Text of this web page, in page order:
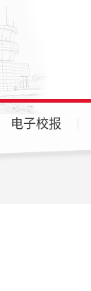
电子校报